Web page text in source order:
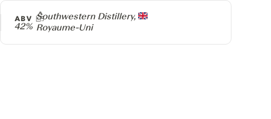
Producteur
Southwestern Distillery,
Royaume-Uni
ABV
42%